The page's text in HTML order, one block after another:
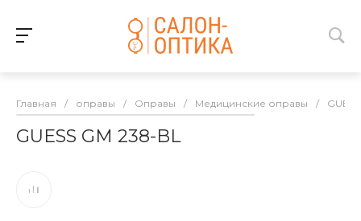
Главная / оправы / Оправы / Медицинские оправы / GUESS
GUESS GM 238-BL